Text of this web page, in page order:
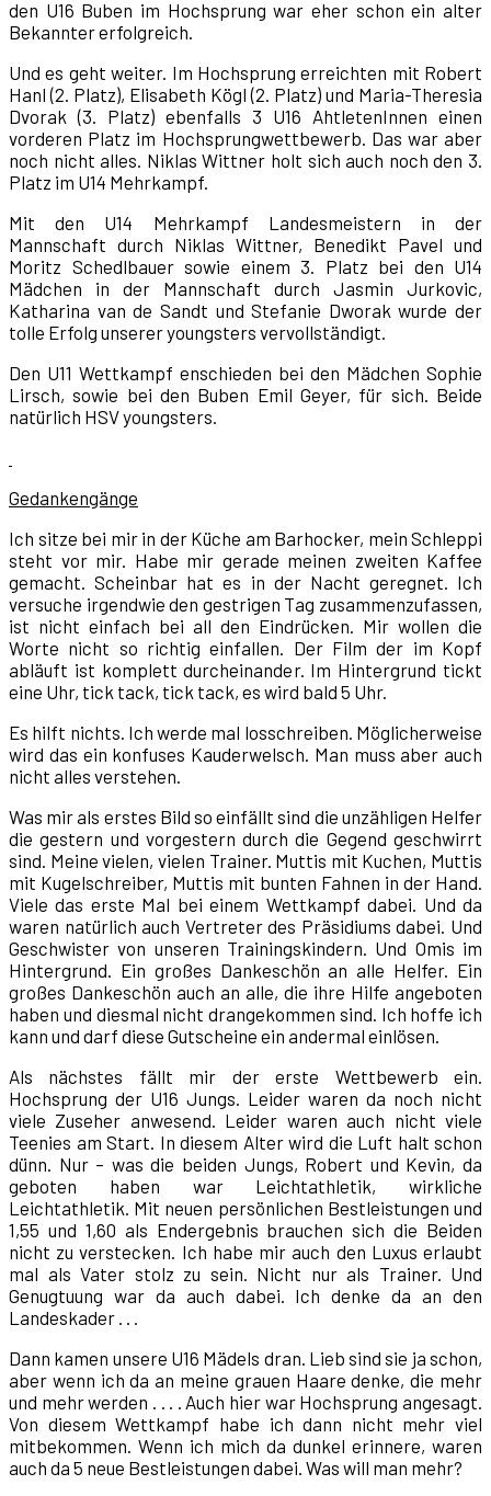
den U16 Buben im Hochsprung war eher schon ein alter
Bekannter erfolgreich.
Und es geht weiter. Im Hochsprung erreichten mit Robert
Hanl (2. Platz), Elisabeth Kögl (2. Platz) und Maria-Theresia
Dvorak (3. Platz) ebenfalls 3 U16 AhtletenInnen einen
vorderen Platz im Hochsprungwettbewerb. Das war aber
noch nicht alles. Niklas Wittner holt sich auch noch den 3.
Platz im U14 Mehrkampf.
Mit den U14 Mehrkampf Landesmeistern in der
Mannschaft durch Niklas Wittner, Benedikt Pavel und
Moritz Schedlbauer sowie einem 3. Platz bei den U14
Mädchen in der Mannschaft durch Jasmin Jurkovic,
Katharina van de Sandt und Stefanie Dworak wurde der
tolle Erfolg unserer youngsters vervollständigt.
Den U11 Wettkampf enschieden bei den Mädchen Sophie
Lirsch, sowie bei den Buben Emil Geyer, für sich. Beide
natürlich HSV youngsters.
Gedankengänge
Ich sitze bei mir in der Küche am Barhocker, mein Schleppi
steht vor mir. Habe mir gerade meinen zweiten Kaffee
gemacht. Scheinbar hat es in der Nacht geregnet. Ich
versuche irgendwie den gestrigen Tag zusammenzufassen,
ist nicht einfach bei all den Eindrücken. Mir wollen die
Worte nicht so richtig einfallen. Der Film der im Kopf
abläuft ist komplett durcheinander. Im Hintergrund tickt
eine Uhr, tick tack, tick tack, es wird bald 5 Uhr.
Es hilft nichts. Ich werde mal losschreiben. Möglicherweise
wird das ein konfuses Kauderwelsch. Man muss aber auch
nicht alles verstehen.
Was mir als erstes Bild so einfällt sind die unzähligen Helfer
die gestern und vorgestern durch die Gegend geschwirrt
sind. Meine vielen, vielen Trainer. Muttis mit Kuchen, Muttis
mit Kugelschreiber, Muttis mit bunten Fahnen in der Hand.
Viele das erste Mal bei einem Wettkampf dabei. Und da
waren natürlich auch Vertreter des Präsidiums dabei. Und
Geschwister von unseren Trainingskindern. Und Omis im
Hintergrund. Ein großes Dankeschön an alle Helfer. Ein
großes Dankeschön auch an alle, die ihre Hilfe angeboten
haben und diesmal nicht drangekommen sind. Ich hoffe ich
kann und darf diese Gutscheine ein andermal einlösen.
Als nächstes fällt mir der erste Wettbewerb ein.
Hochsprung der U16 Jungs. Leider waren da noch nicht
viele Zuseher anwesend. Leider waren auch nicht viele
Teenies am Start. In diesem Alter wird die Luft halt schon
dünn. Nur – was die beiden Jungs, Robert und Kevin, da
geboten haben war Leichtathletik, wirkliche
Leichtathletik. Mit neuen persönlichen Bestleistungen und
1,55 und 1,60 als Endergebnis brauchen sich die Beiden
nicht zu verstecken. Ich habe mir auch den Luxus erlaubt
mal als Vater stolz zu sein. Nicht nur als Trainer. Und
Genugtuung war da auch dabei. Ich denke da an den
Landeskader . . .
Dann kamen unsere U16 Mädels dran. Lieb sind sie ja schon,
aber wenn ich da an meine grauen Haare denke, die mehr
und mehr werden . . . . Auch hier war Hochsprung angesagt.
Von diesem Wettkampf habe ich dann nicht mehr viel
mitbekommen. Wenn ich mich da dunkel erinnere, waren
auch da 5 neue Bestleistungen dabei. Was will man mehr?